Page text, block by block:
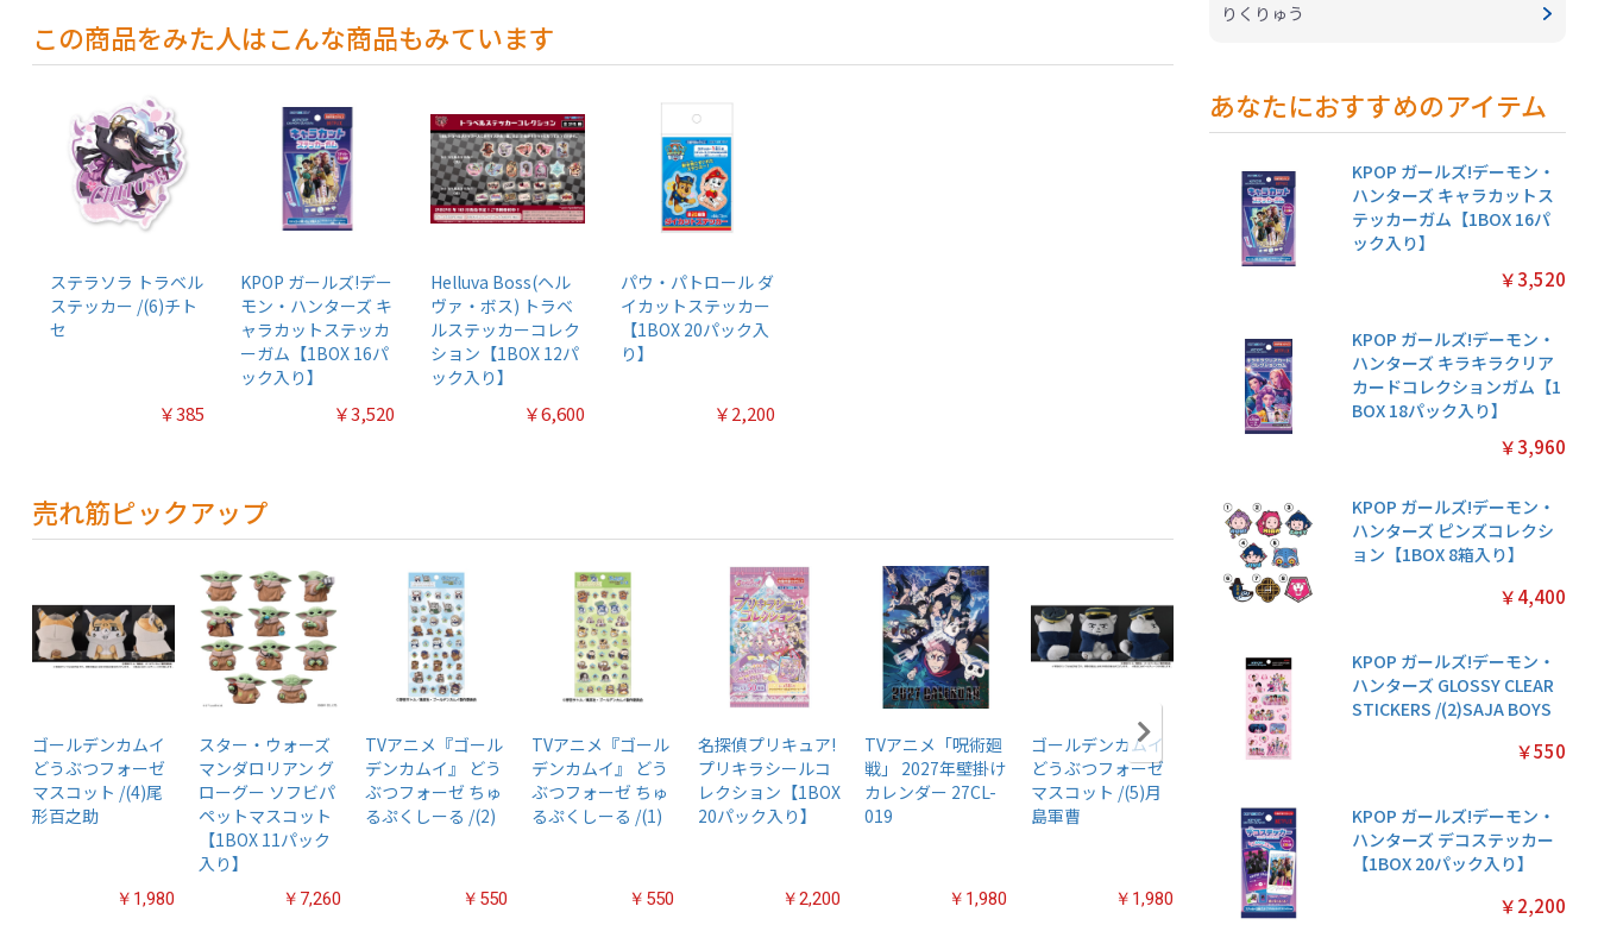
この商品をみた人はこんな商品もみています
ステラソラ トラベル
ステッカー /(6)チト
セ
￥385
KPOP ガールズ!デー
モン・ハンターズ キ
ャラカットステッカ
ーガム【1BOX 16パ
ック入り】
￥3,520
Helluva Boss(ヘル
ヴァ・ボス) トラベ
ルステッカーコレク
ション【1BOX 12パ
ック入り】
￥6,600
パウ・パトロール ダ
イカットステッカー
【1BOX 20パック入
り】
￥2,200
売れ筋ピックアップ
ゴールデンカムイ
どうぶつフォーゼ
マスコット /(4)尾
形百之助
￥1,980
スター・ウォーズ
マンダロリアン グ
ローグー ソフビパ
ペットマスコット
【1BOX 11パック
入り】
￥7,260
TVアニメ『ゴール
デンカムイ』 どう
ぶつフォーゼ ちゅ
るぷくしーる /(2)
￥550
TVアニメ『ゴール
デンカムイ』 どう
ぶつフォーゼ ちゅ
るぷくしーる /(1)
￥550
名探偵プリキュア!
プリキラシールコ
レクション【1BOX
20パック入り】
￥2,200
TVアニメ「呪術廻
戦」 2027年壁掛け
カレンダー 27CL-
019
￥1,980
ゴールデンカムイ
どうぶつフォーゼ
マスコット /(5)月
島軍曹
￥1,980
アニメ『僕のヒー
ローアカデミア』
と /(7)轟焦凍
￥2,200
入り】
￥2,200
ちいか
常版◆【
パック
りくりゅう
あなたにおすすめのアイテム
KPOP ガールズ!デーモン・
ハンターズ キャラカットス
テッカーガム【1BOX 16パ
ック入り】
￥3,520
KPOP ガールズ!デーモン・
ハンターズ キラキラクリア
カードコレクションガム【1
BOX 18パック入り】
￥3,960
KPOP ガールズ!デーモン・
ハンターズ ピンズコレクシ
ョン【1BOX 8箱入り】
￥4,400
KPOP ガールズ!デーモン・
ハンターズ GLOSSY CLEAR
STICKERS /(2)SAJA BOYS
￥550
KPOP ガールズ!デーモン・
ハンターズ デコステッカー
【1BOX 20パック入り】
￥2,200